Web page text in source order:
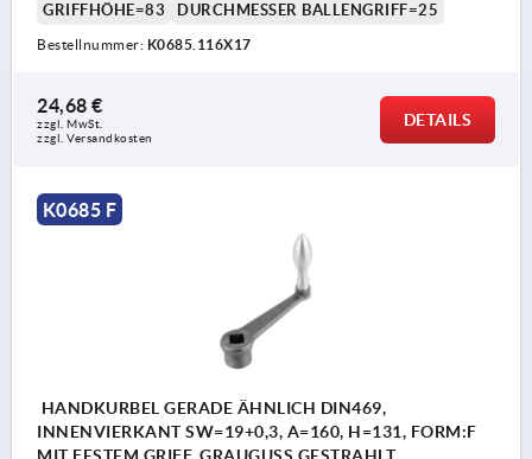
GRIFFHÖHE=83
DURCHMESSER BALLENGRIFF=25
Bestellnummer: K0685.116X17
24,68 €
zzgl. MwSt.
zzgl. Versandkosten
DETAILS
K0685 F
HANDKURBEL GERADE ÄHNLICH DIN469,
INNENVIERKANT SW=19+0,3, A=160, H=131, FORM:F